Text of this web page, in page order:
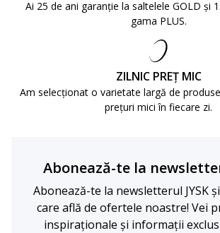
Ai 25 de ani garanție la saltelele GOLD și
gama PLUS.
ZILNIC PREȚ MIC
Am selecționat o varietate largă de
prețuri mici în fiecare zi.
Abonează-te la
Abonează-te la newsletterul JYSK
care află de ofertele noastre! Vei
inspiraționale și informații